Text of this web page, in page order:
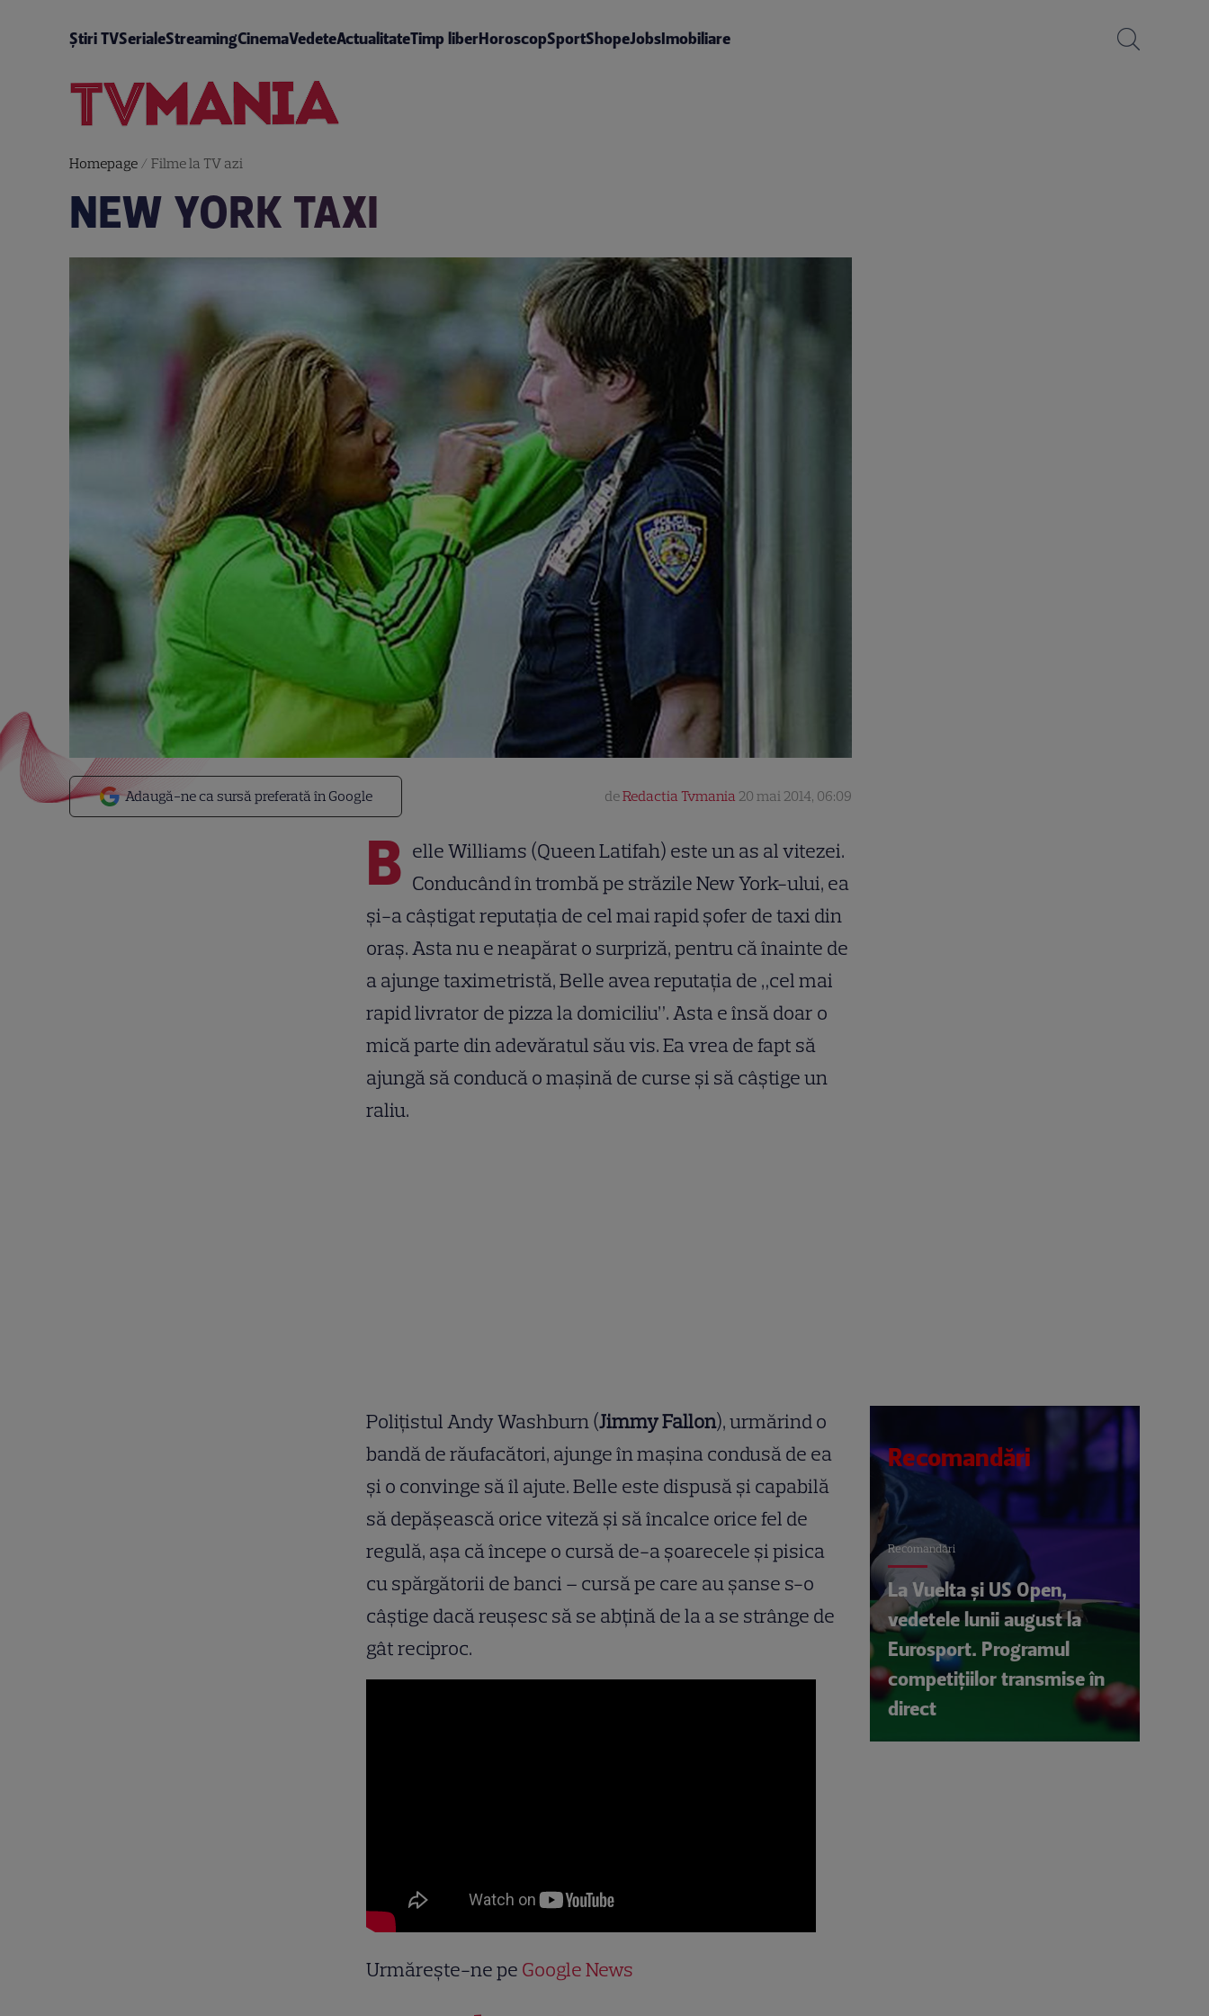
Știri TVSerialeStreamingCinemaVedeteActualitateTimp liberHoroscopSportShopeJobsImobiliare
Homepage/ Filme la TV azi
NEW YORK TAXI
Adaugă-ne ca sursă preferată în Google deRedactia Tvmania 20 mai 2014, 06:09
B elle Williams (Queen Latifah) este un as al vitezei.
Conducând în trombă pe străzile New York-ului, ea
şi-a câştigat reputaţia de cel mai rapid şofer de taxi din
oraş. Asta nu e neapărat o surpriză, pentru că înainte de
a ajunge taximetristă, Belle avea reputaţia de „cel mai
rapid livrator de pizza la domiciliu”. Asta e însă doar o
mică parte din adevăratul său vis. Ea vrea de fapt să
ajungă să conducă o maşină de curse şi să câştige un
raliu.
Poliţistul Andy Washburn (Jimmy Fallon), urmărind o
bandă de răufacători, ajunge în maşina condusă de ea
şi o convinge să îl ajute. Belle este dispusă şi capabilă
să depăşească orice viteză şi să încalce orice fel de
regulă, aşa că începe o cursă de-a şoarecele şi pisica
cu spărgătorii de banci – cursă pe care au şanse s-o
câştige dacă reuşesc să se abţină de la a se strânge de
gât reciproc.
Urmărește-ne pe Google News
Recomandări
Recomandări
La Vuelta și US Open,
vedetele lunii august la
Eurosport. Programul
competițiilor transmise în
direct